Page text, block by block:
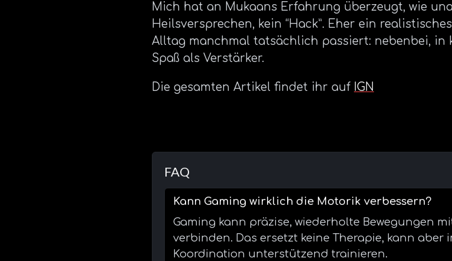
Mich hat an Mukaans Erfahrung überzeugt, wie
Heilsversprechen, kein “Hack”. Eher ein
Alltag manchmal tatsächlich passiert: nebenbei, in
Spaß als Verstärker.
Die gesamten Artikel findet ihr auf IGN
FAQ
Kann Gaming wirklich die Motorik verbessern?
Gaming kann präzise, wiederholte Bewegungen
verbinden. Das ersetzt keine Therapie, kann aber
Koordination unterstützend trainieren.